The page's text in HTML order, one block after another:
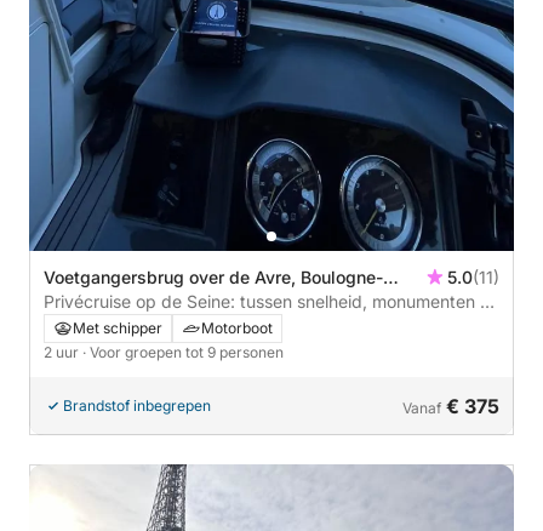
Voetgangersbrug over de Avre, Boulogne-
Billancourt, Frankrijk
5.0(11)
Privécruise op de Seine: tussen snelheid, monumenten en
ontspanning
Met schipper
Motorboot
2 uur · Voor groepen tot 9 personen
Brandstof inbegrepen Vanaf € 375